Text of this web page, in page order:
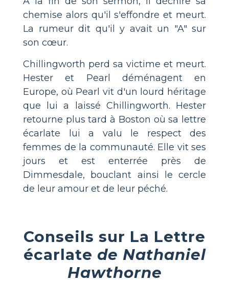
chemise alors qu'il s'effondre et meurt.
La rumeur dit qu'il y avait un "A" sur
son cœur.
Chillingworth perd sa victime et meurt.
Hester et Pearl déménagent en
Europe, où Pearl vit d'un lourd héritage
que lui a laissé Chillingworth. Hester
retourne plus tard à Boston où sa lettre
écarlate lui a valu le respect des
femmes de la communauté. Elle vit ses
jours et est enterrée près de
Dimmesdale, bouclant ainsi le cercle
de leur amour et de leur péché.
Conseils sur La Lettre
écarlate de Nathaniel
Hawthorne